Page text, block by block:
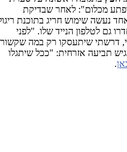
לאחר שבדיקת
שימוש חריג בתוכנת ריגול,
הנייד שלו. "לפני
שיתעסקו רק במה שקשור
אזרחית: "ככל שיתגלו